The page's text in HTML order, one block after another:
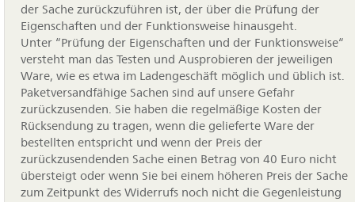
der Sache zurückzuführen ist, der über die Prüfung der
Eigenschaften und der Funktionsweise hinausgeht.
Unter “Prüfung der Eigenschaften und der Funktionsweise“
versteht man das Testen und Ausprobieren der jeweiligen
Ware, wie es etwa im Ladengeschäft möglich und üblich ist.
Paketversandfähige Sachen sind auf unsere Gefahr
zurückzusenden. Sie haben die regelmäßige Kosten der
Rücksendung zu tragen, wenn die gelieferte Ware der
bestellten entspricht und wenn der Preis der
zurückzusendenden Sache einen Betrag von 40 Euro nicht
übersteigt oder wenn Sie bei einem höheren Preis der Sache
zum Zeitpunkt des Widerrufs noch nicht die Gegenleistung